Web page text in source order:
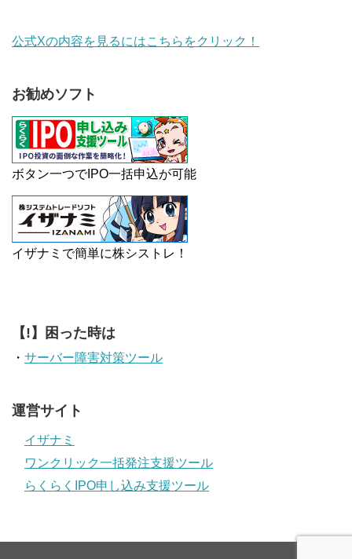
公式Xの内容を見るにはこちらをクリック！
お勧めソフト
ボタン一つでIPO一括申込が可能
イザナミで簡単に株シストレ！
【!】困った時は
・ サーバー障害対策ツール
運営サイト
イザナミ
ワンクリック一括発注支援ツール
らくらくIPO申し込み支援ツール